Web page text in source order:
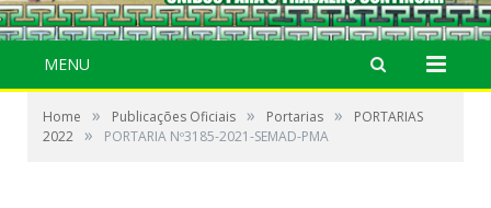
MENU
Home » Publicações Oficiais » Portarias »
PORTARIAS
2022 » PORTARIA Nº3185-2021-SEMAD-PMA